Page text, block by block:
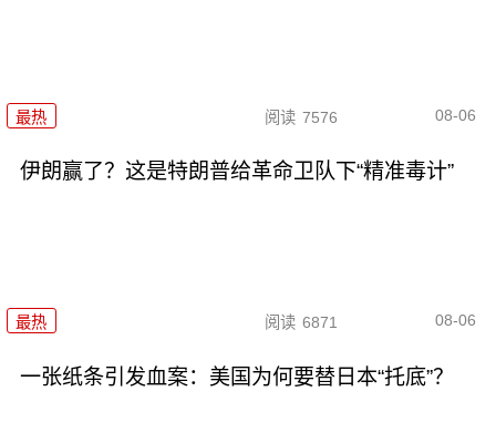
最热 阅读 7576 08-06
伊朗赢了？这是特朗普给革命卫队下“精准毒计”
最热 阅读 6871 08-06
一张纸条引发血案：美国为何要替日本“托底”？